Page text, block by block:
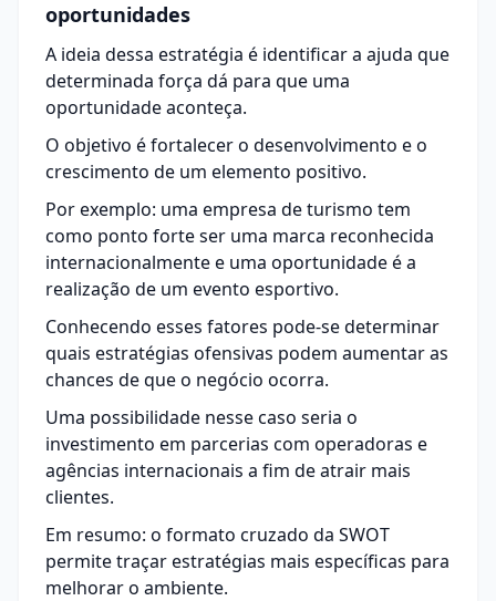
oportunidades
A ideia dessa estratégia é identificar a ajuda que
determinada força dá para que uma
oportunidade aconteça.
O objetivo é fortalecer o desenvolvimento e o
crescimento de um elemento positivo.
Por exemplo: uma empresa de turismo tem
como ponto forte ser uma marca reconhecida
internacionalmente e uma oportunidade é a
realização de um evento esportivo.
Conhecendo esses fatores pode-se determinar
quais estratégias ofensivas podem aumentar as
chances de que o negócio ocorra.
Uma possibilidade nesse caso seria o
investimento em parcerias com operadoras e
agências internacionais a fim de atrair mais
clientes.
Em resumo: o formato cruzado da SWOT
permite traçar estratégias mais específicas para
melhorar o ambiente.